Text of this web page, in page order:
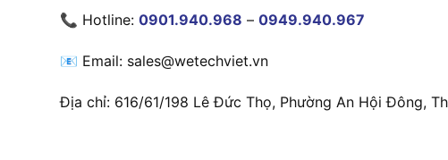
📞 Hotline: 0901.940.968 – 0949.940.967
📧 Email: sales@wetechviet.vn
Địa chỉ: 616/61/198 Lê Đức Thọ, Phường An Hội Đông,